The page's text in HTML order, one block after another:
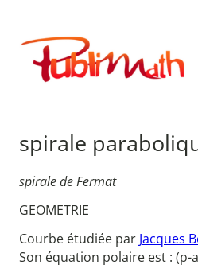
contenu
Publimath
spirale
spirale de Fermat
GEOMETRIE
Courbe étudiée par Jacques
Son équation polaire est : (ρ-